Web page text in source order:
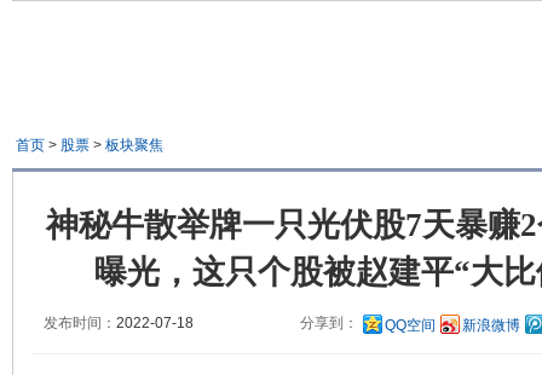
首页> 股票> 板块聚焦
神秘牛散举牌一只光伏股7天暴赚
曝光，这只个股被赵建平“大
发布时间： 2022-07-18 分享到： QQ空间 新浪微博